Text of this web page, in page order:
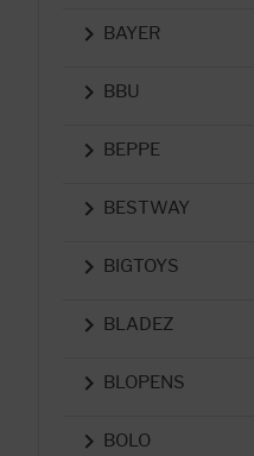
 BAYER
 BBU
 BEPPE
 BESTWAY
 BIGTOYS
 BLADEZ
 BLOPENS
 BOLO